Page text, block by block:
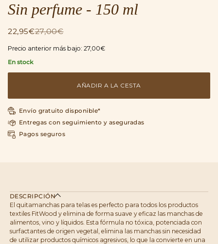
Sin perfume - 150 ml
22,95€27,00€
Precio anterior más bajo: 27,00€
En stock
AÑADIR A LA CESTA
Envío gratuito disponible*
Entregas con seguimiento y aseguradas
Pagos seguros
DESCRIPCIÓN
El quitamanchas para telas es perfecto para todos los productos
textiles FitWood y elimina de forma suave y eficaz las manchas de
alimentos, vino y líquidos. Esta fórmula no tóxica, potenciada con
surfactantes de origen vegetal, elimina las manchas sin necesidad
de utilizar productos químicos agresivos, lo que la convierte en una